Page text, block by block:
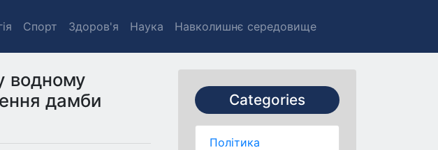
Спорт Здоров'я Наука Навколишнє середовище
Categories
Політика
водному
дамби